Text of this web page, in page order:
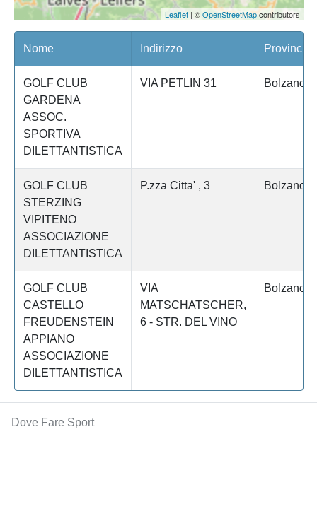
Leaflet| ©OpenStreetMapcontributors
Nome Indirizzo Provincia
GOLF CLUB
GARDENA
ASSOC.
SPORTIVA
DILETTANTISTICA
VIA PETLIN 31 Bolzano
GOLF CLUB
STERZING
VIPITENO
ASSOCIAZIONE
DILETTANTISTICA
P.zza Citta' , 3 Bolzano
GOLF CLUB
CASTELLO
FREUDENSTEIN
APPIANO
ASSOCIAZIONE
DILETTANTISTICA
VIA
MATSCHATSCHER,
6 - STR. DEL VINO
Bolzano
Dove Fare Sport